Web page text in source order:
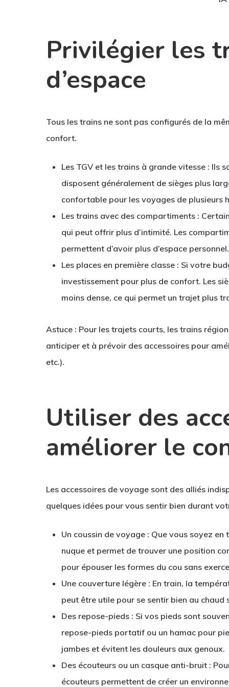
Privilégier les
d’espace
Tous les trains ne sont pas configurés de la
confort.
Les TGV et les trains à grande vitesse : Ils
disposent généralement de sièges plus
confortable pour les voyages de plusieurs
Les trains avec des compartiments :
qui peut offrir plus d’intimité. Les
permettent d’avoir plus d’espace personnel.
Les places en première classe : Si votre
investissement pour plus de confort. Les
moins dense, ce qui permet un trajet plus
Astuce : Pour les trajets courts, les trains
anticiper et à prévoir des accessoires pour
etc.).
Utiliser des
améliorer le
Les accessoires de voyage sont des alliés
quelques idées pour vous sentir bien durant
Un coussin de voyage : Que vous soyez
nuque et permet de trouver une position
pour épouser les formes du cou sans
Une couverture légère : En train, la
peut être utile pour se sentir bien au
Des repose-pieds : Si vos pieds sont
repose-pieds portatif ou un hamac pour
jambes et évitent les douleurs aux genoux.
Des écouteurs ou un casque anti-bruit :
écouteurs permettent de créer un